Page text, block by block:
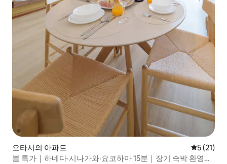
오타시의 아파트 평점 5점
5 (21)
봄 특가｜하네다·시나가와·요코하마 15분｜장기 숙박 환영｜